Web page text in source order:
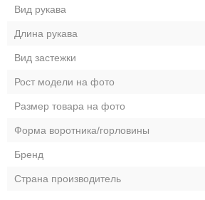
Вид рукава
Длина рукава
Вид застежки
Рост модели на фото
Размер товара на фото
Форма воротника/горловины
Бренд
Страна производитель